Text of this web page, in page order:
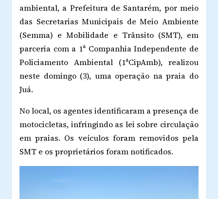
ambiental, a Prefeitura de Santarém, por meio
das Secretarias Municipais de Meio Ambiente
(Semma) e Mobilidade e Trânsito (SMT), em
parceria com a 1ª Companhia Independente de
Policiamento Ambiental (1ªCipAmb), realizou
neste domingo (3), uma operação na praia do
Juá.
No local, os agentes identificaram a presença de
motocicletas, infringindo as lei sobre circulação
em praias. Os veículos foram removidos pela
SMT e os proprietários foram notificados.